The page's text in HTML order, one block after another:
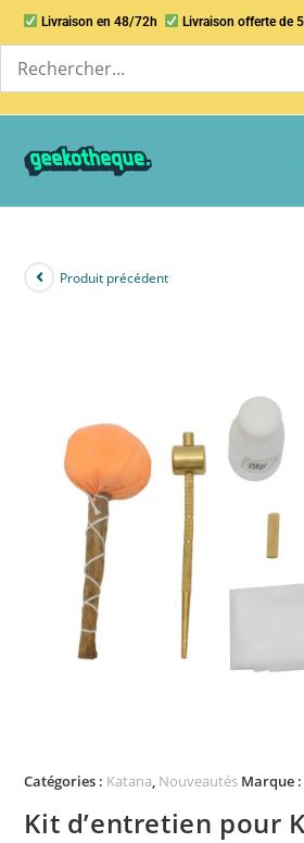
Livraison en 48/72h Livraison offerte de
Produit précédent
Catégories : Katana, Nouveautés Marque :
Kit d’entretien pour